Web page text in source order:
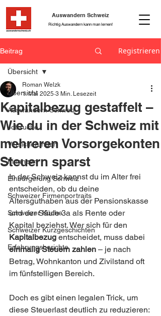
Richtig Auswandern kann man lernen!
Auswandern Schweiz
Beitrag Registrieren
Übersicht
Auswandern Schweiz
Jobsuche
Versicherungen
Finanzen
Einbürgerung Schweiz
Schweizer Firmenportraits
Schweizer Küche
Schweizer Kurzgeschichten
Erfahrungsberichte
Übersicht
Kapitalbezug gestaffelt –
Wie du in der Schweiz mit
mehreren Vorsorgekonten
Steuern sparst
Roman Welzk
1. Mai 2025 3 Min. Lesezeit
In der Schweiz kannst du im Alter frei
entscheiden, ob du deine
Altersguthaben aus der Pensionskasse
und der Säule 3a als Rente oder
Kapital beziehst. Wer sich für den
Kapitalbezug entscheidet, muss dabei
einmalig Steuern zahlen – je nach
Betrag, Wohnkanton und Zivilstand oft
im fünfstelligen Bereich.
Doch es gibt einen legalen Trick, um
diese Steuerlast deutlich zu reduzieren: